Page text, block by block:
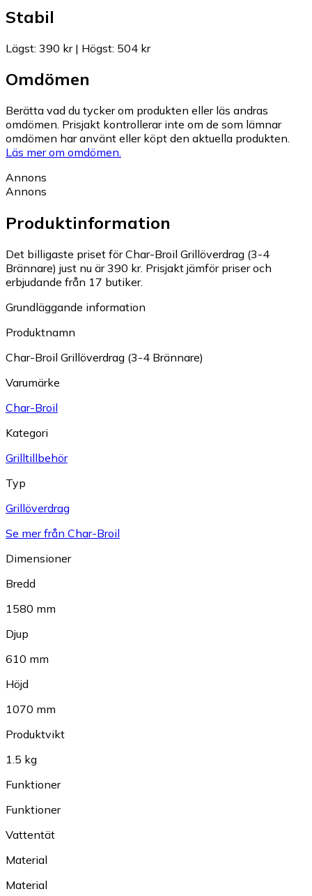
Stabil
Lägst: 390 kr| Högst: 504 kr
Omdömen
Berätta vad du tycker om produkten eller läs andras
omdömen. Prisjakt kontrollerar inte om de som lämnar
omdömen har använt eller köpt den aktuella produkten.
Läs mer om omdömen.
Annons
Annons
Produktinformation
Det billigaste priset för Char-Broil Grillöverdrag (3-4
Brännare) just nu är 390 kr. Prisjakt jämför priser och
erbjudande från 17 butiker.
Grundläggande information
Produktnamn
Char-Broil Grillöverdrag (3-4 Brännare)
Varumärke
Char-Broil
Kategori
Grilltillbehör
Typ
Grillöverdrag
Se mer från Char-Broil
Dimensioner
Bredd
1580 mm
Djup
610 mm
Höjd
1070 mm
Produktvikt
1.5 kg
Funktioner
Funktioner
Vattentät
Material
Material